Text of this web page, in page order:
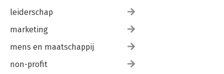
leiderschap
marketing
mens en maatschappij
non-profit